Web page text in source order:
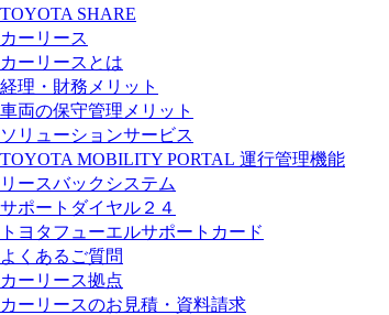
TOYOTA SHARE
カーリース
カーリースとは
経理・財務メリット
車両の保守管理メリット
ソリューションサービス
TOYOTA MOBILITY PORTAL 運行管理機能
リースバックシステム
サポートダイヤル２４
トヨタフューエルサポートカード
よくあるご質問
カーリース拠点
カーリースのお見積・資料請求